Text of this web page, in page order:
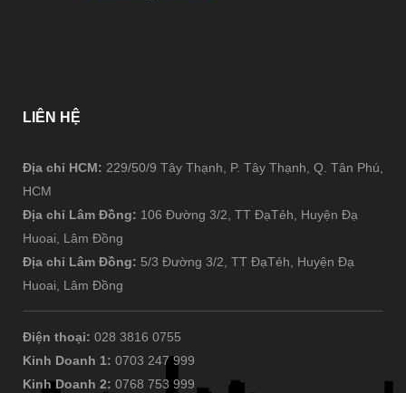
LIÊN HỆ
Địa chỉ HCM: 229/50/9 Tây Thạnh, P. Tây Thạnh, Q. Tân Phú,
HCM
Địa chỉ Lâm Đồng: 106 Đường 3/2, TT ĐạTẻh, Huyện Đạ
Huoai, Lâm Đồng
Địa chỉ Lâm Đồng: 5/3 Đường 3/2, TT ĐạTẻh, Huyện Đạ
Huoai, Lâm Đồng
Điện thoại: 028 3816 0755
Kinh Doanh 1: 0703 247 999
Kinh Doanh 2: 0768 753 999